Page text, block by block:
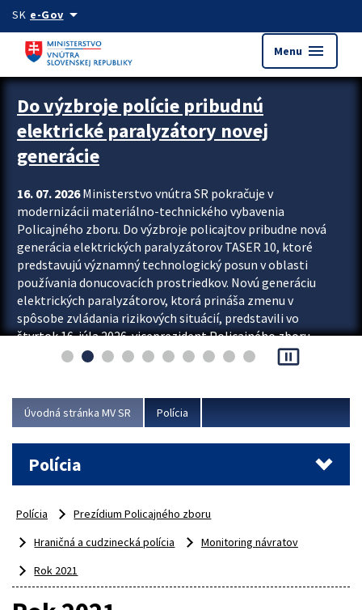
Preskocit na hlavný obsah
SK e-Govarrow_drop_down
Menu menu
Zastavit automatický posun upútavok
Do výzbroje polície pribudnú
elektrické paralyzátory novej
generácie
16. 07. 2026Ministerstvo vnútra SR pokračuje v
modernizácii materiálno-technického vybavenia
Policajného zboru. Do výzbroje policajtov pribudne nová
generácia elektrických paralyzátorov TASER 10, ktoré
predstavujú významný technologický posun v oblasti
používania donucovacích prostriedkov. Novú generáciu
elektrických paralyzátorov, ktorá prináša zmenu v
spôsobe zvládania rizikových situácií, predstavili vo
štvrtok 16. júla 2026 viceprezident Policajného zboru
Rastislav Polakovič a riaditeľ odboru výcviku...
pause_presentation
Úvodná stránka MV SR Polícia
Polícia
Polícia
Prezídium Policajného zboru
Hraničná a cudzinecká polícia
Monitoring návratov
Rok 2021